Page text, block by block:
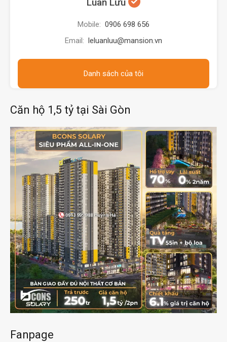
Luân Lưu
Mobile: 0906 698 656
Email:
leluanluu@mansion.vn
Danh sách của tôi
Căn hộ 1,5 tỷ tại Sài Gòn
Fanpage